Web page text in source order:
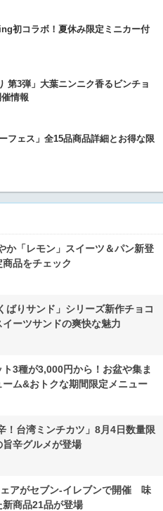
初コラボ！夏休み限定ミニカー付
第3弾」大葉ニンニク香るビンチョ
情報
フェス」全15品商品詳細とお得な限
か「レモン」スイーツ＆パン新登
品をチェック
ばりサンド」シリーズ新作チョコ
ーツサンドの爽快な魅力
3種が3,000円から！お盆や集ま
ーム&おトクな期間限定メニュー
！台湾ミンチカツ」8月4日数量限
辛グルメが登場
アがセブン-イレブンで開催 味
新商品21品が登場